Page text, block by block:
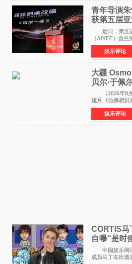
青年导演
获第五届
佳剧本改
近日，第五届
（AIYFF）金
这场汇聚数百位
体代表的亚洲
《香港一夜》
娱乐评论
大疆
贝尔·于佩
相识》
（2026年8月
短片《仿佛相识
视频短片由戛纳
于佩尔（
疆首款双主摄口
娱乐评论
CORTIS马
自曝“是时
美巡演火
中国娱乐网讯
成员马丁在出道